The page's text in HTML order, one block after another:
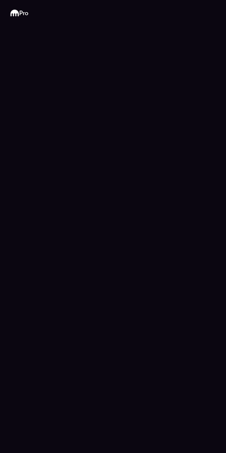
Kraken
Pro